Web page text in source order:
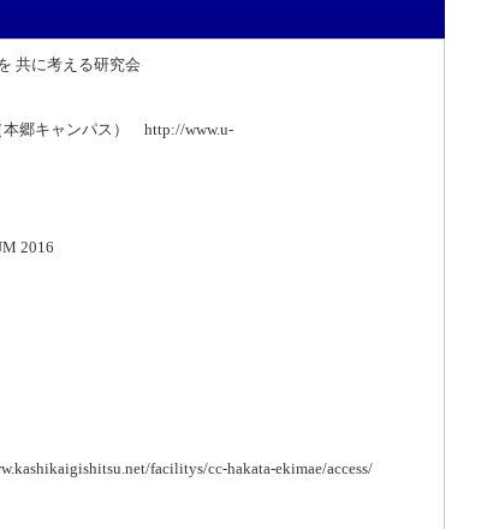
共に考える研究会
郷キャンパス） http://www.u-
2016
facilitys/cc-hakata-ekimae/access/